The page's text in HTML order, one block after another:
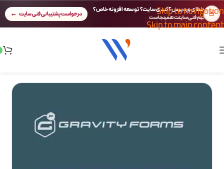
Skip to navigation
Skip to main content
🚨 خطای وردپرس؟ کندی سایت؟ توسعه افزونه خاص؟
تیم فنی سایتت همینجاست درخواست پشتیبانی فنی سایت